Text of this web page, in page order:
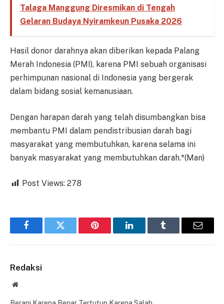
Talaga Manggung Diresmikan di Tengah
Gelaran Budaya Nyiramkeun Pusaka 2026
Hasil donor darahnya akan diberikan kepada Palang
Merah Indonesia (PMI), karena PMI sebuah organisasi
perhimpunan nasional di Indonesia yang bergerak
dalam bidang sosial kemanusiaan.
Dengan harapan darah yang telah disumbangkan bisa
membantu PMI dalam pendistribusian darah bagi
masyarakat yang membutuhkan, karena selama ini
banyak masyarakat yang membutuhkan darah.*(Man)
Post Views: 278
FacebookTwitter Pinterest LinkedInTumblr Email
Redaksi
Website